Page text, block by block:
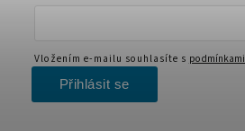
Vložením e-mailu souhlasíte s
Přihlásit se